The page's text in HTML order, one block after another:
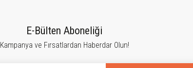
Bu ürüne ilk yorumu siz yapın!
E-Bülten Aboneliği
Kampanya ve Fırsatlardan Haberdar Olun!